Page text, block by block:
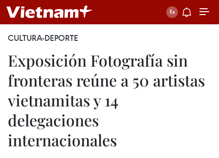
CULTURA-DEPORTE
Exposición Fotografía sin
fronteras reúne a 50 artistas
vietnamitas y 14
delegaciones
internacionales